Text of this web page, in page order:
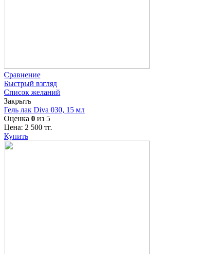
Сравнение
Быстрый взгляд
Список желаний
Закрыть
Гель лак Diva 030, 15 мл
Оценка 0 из 5
Цена: 2 500 тг.
Купить